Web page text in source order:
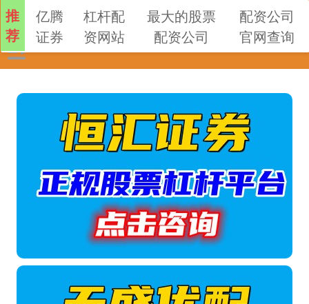
推
荐
亿腾
证券
杠杆配
资网站
最大的股票
配资公司
配资公司
官网查询